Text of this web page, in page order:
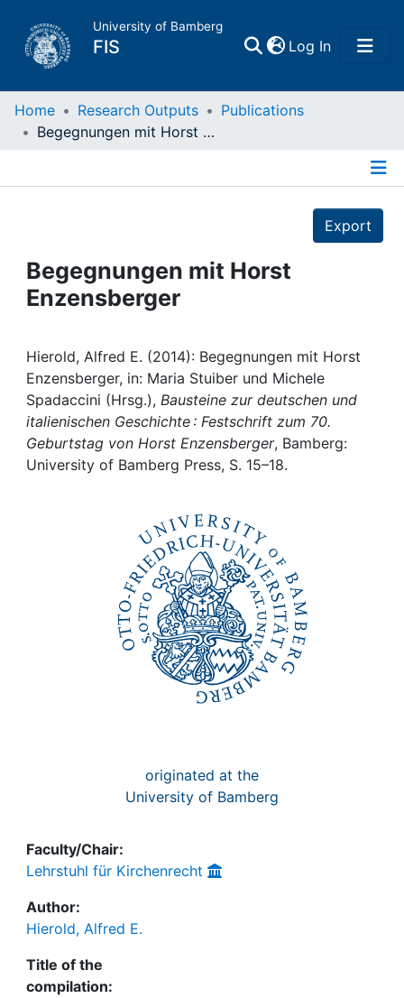
University of Bamberg
FIS Log In(current)
Home
People
Institutions
Awards
My FIS
Home Research Outputs
Publications
Begegnungen mit Horst Enzensberger
Export
Begegnungen mit Horst
Enzensberger
Hierold, Alfred E. (2014): Begegnungen mit Horst
Enzensberger, in: Maria Stuiber und Michele
Spadaccini (Hrsg.), Bausteine zur deutschen und
italienischen Geschichte : Festschrift zum 70.
Geburtstag von Horst Enzensberger, Bamberg:
University of Bamberg Press, S. 15–18.
originated at the
University of Bamberg
Faculty/Chair:
Lehrstuhl für Kirchenrecht
Author:
Hierold, Alfred E.
Title of the
compilation: